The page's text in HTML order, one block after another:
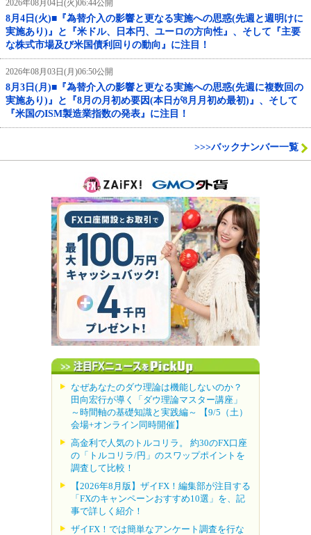
2026年08月04日(火)06:44公開
8月4日(火)■『為替介入の影響と更なる実施への思惑(先週と週明けに
実施あり)』と『米ドル、日本円、ユーロの方向性』、そして『主要
な株式市場及び米国債利回りの動向』に注目！
2026年08月03日(月)06:50公開
8月3日(月)■『為替介入の影響と更なる実施への思惑(先週に複数回の
実施あり)』と『8月の月初め要因(本日が8月月初め最初)』、そして
『米国のISM製造業指数の発表』に注目！
>>>バックナンバー一覧
なぜあなたのダウ理論は機能しないのか？
田向宏行が導く「ダウ理論マスター講座」
～時間軸の基礎知識と実践編～ 【9/5（土）
会場+オンライン同時開催】
高金利で人気のトルコリラ。 約30のFX口座
の「トルコリラ/円」のスワップポイントを
調査して比較！
【2026年8月版】ザイFX！編集部が注目する
「FXのキャンペーンおすすめ10選」を、記
事で詳しく紹介！
ザイFX！では簡単なアンケート調査を行な